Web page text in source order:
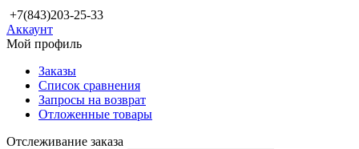
+7(843)203-25-33
Аккаунт
Мой профиль
Заказы
Список сравнения
Запросы на возврат
Отложенные товары
Отслеживание заказа